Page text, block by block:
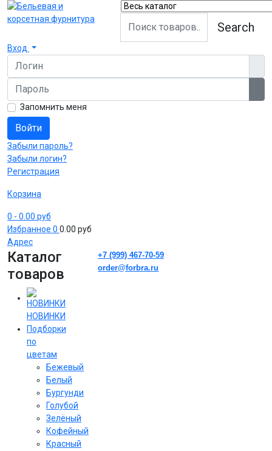
Search
Вход
Логин
Пароль
Запомнить меня
Войти
Забыли пароль?
Забыли логин?
Регистрация
Корзина
0 - 0.00 руб
Избранное 0 0.00 руб
Адрес
Каталог
товаров
НОВИНКИ
Подборки
по
цветам
Бежевый
Белый
Бургунди
Голубой
Зелёный
Кофейный
Красный
+7 (999) 467-70-59
order@forbra.ru